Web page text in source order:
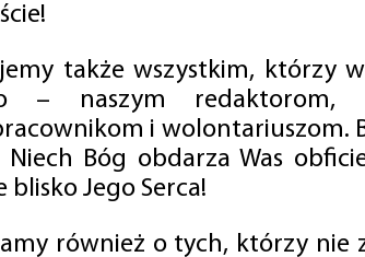
także wszystkim, którzy
– naszym redaktorom,
i wolontariuszom.
Niech Bóg obdarza Was
blisko Jego Serca!
również o tych, którzy nie